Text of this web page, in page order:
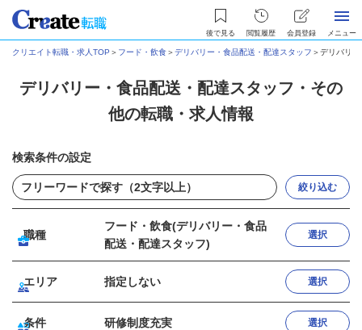
後で見る 閲覧履歴 会員登録 メニュー
クリエイト転職・求人TOP ＞ フード・飲食＞デリバリー・食品配送・配達スタッフ ＞デリバリ
デリバリー・食品配送・配達スタッフ・その
他の転職・求人情報
検索条件の設定
絞り込む
職種
フード・飲食(デリバリー・食品
配送・配達スタッフ)
選択
エリア 指定しない 選択
条件 研修制度充実 選択